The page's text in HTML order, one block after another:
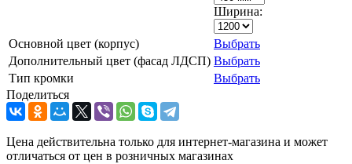
Ширина:
Основной цвет (корпус)
Выбрать
Дополнительный цвет (фасад ЛДСП) Выбрать
Тип кромки
Выбрать
Поделиться
Цена действительна только для интернет-магазина и может
отличаться от цен в розничных магазинах